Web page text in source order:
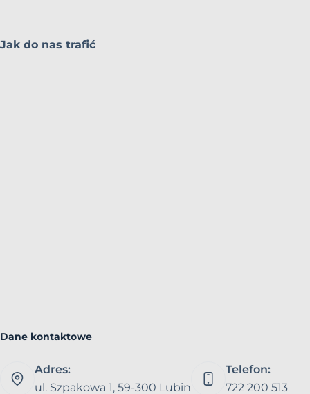
Jak do nas trafić
Dane kontaktowe
Adres:
ul. Szpakowa 1, 59-300 Lubin
Telefon:
722 200 513